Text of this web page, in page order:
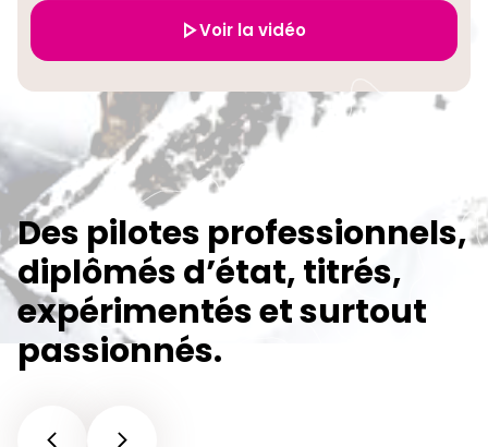
Voir la vidéo
Des pilotes professionnels,
diplômés d’état, titrés,
expérimentés et surtout
passionnés.